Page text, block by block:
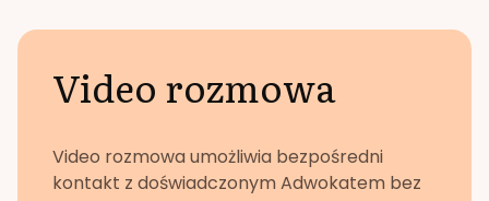
Video rozmowa
Video rozmowa umożliwia bezpośredni
kontakt z doświadczonym Adwokatem bez